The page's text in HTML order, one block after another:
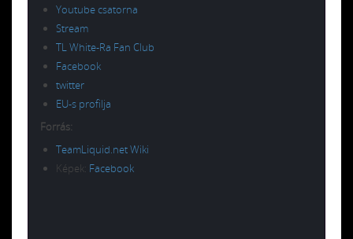
Youtube csatorna
Stream
TL White-Ra Fan Club
Facebook
twitter
EU-s profilja
Forrás:
TeamLiquid.net Wiki
Képek: Facebook